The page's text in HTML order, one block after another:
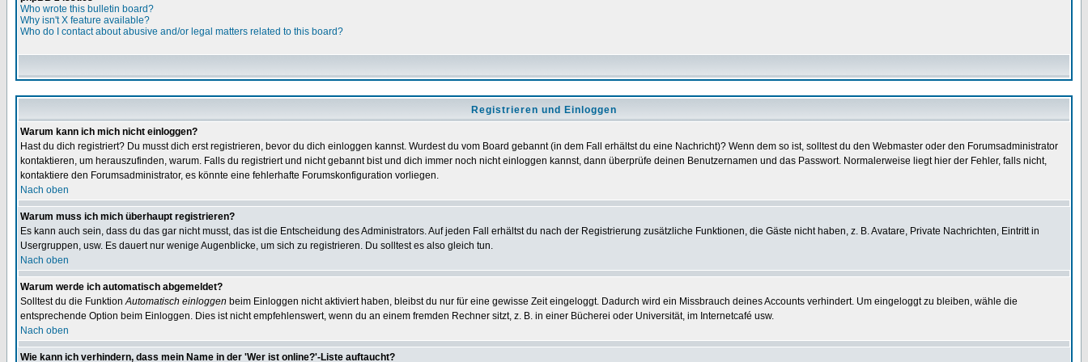
Who wrote this bulletin board?
Why isn't X feature available?
Who do I contact about abusive and/or legal matters related to this board?
Registrieren und Einloggen
Warum kann ich mich nicht einloggen?
Hast du dich registriert? Du musst dich erst registrieren, bevor du dich einloggen kannst. Wurdest du vom Board gebannt (in dem Fall erhältst du eine Nachricht)? Wenn dem so ist, solltest du den Webmaster oder den Forumsadministrator
kontaktieren, um herauszufinden, warum. Falls du registriert und nicht gebannt bist und dich immer noch nicht einloggen kannst, dann überprüfe deinen Benutzernamen und das Passwort. Normalerweise liegt hier der Fehler, falls nicht,
kontaktiere den Forumsadministrator, es könnte eine fehlerhafte Forumskonfiguration vorliegen.
Nach oben
Warum muss ich mich überhaupt registrieren?
Es kann auch sein, dass du das gar nicht musst, das ist die Entscheidung des Administrators. Auf jeden Fall erhältst du nach der Registrierung zusätzliche Funktionen, die Gäste nicht haben, z. B. Avatare, Private Nachrichten, Eintritt in
Usergruppen, usw. Es dauert nur wenige Augenblicke, um sich zu registrieren. Du solltest es also gleich tun.
Nach oben
Warum werde ich automatisch abgemeldet?
Solltest du die FunktionAutomatisch einloggen beim Einloggen nicht aktiviert haben, bleibst du nur für eine gewisse Zeit eingeloggt. Dadurch wird ein Missbrauch deines Accounts verhindert. Um eingeloggt zu bleiben, wähle die
entsprechende Option beim Einloggen. Dies ist nicht empfehlenswert, wenn du an einem fremden Rechner sitzt, z. B. in einer Bücherei oder Universität, im Internetcafé usw.
Nach oben
Wie kann ich verhindern, dass mein Name in der 'Wer ist online?'-Liste auftaucht?